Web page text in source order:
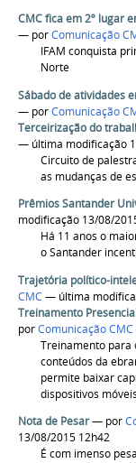
CMC fica em 2º lugar
— porComunicação
IFAM conquista
Norte
Sábado de atividades
— porComunicação
Terceirização do
— última modificação
Circuito de
as mudanças de
Prêmios Santander
modificação 13/08/
Há 11 anos o
o Santander
Trajetória político-
CMC — última
Treinamento
porComunicação CMC
Treinamento para
conteúdos da
permite baixar
dispositivos
Nota de Pesar— por
13/08/2015 12h42
É com imenso